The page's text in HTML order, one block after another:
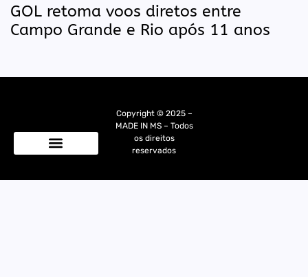
GOL retoma voos diretos entre
Campo Grande e Rio após 11 anos
Copyright © 2025 –
MADE IN MS – Todos
os direitos
reservados